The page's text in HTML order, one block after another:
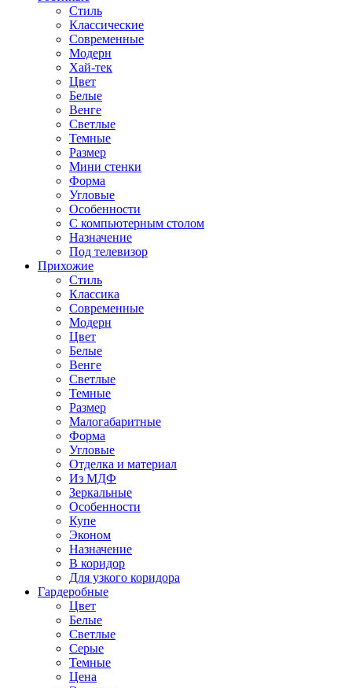
Стиль
Классические
Современные
Модерн
Хай-тек
Цвет
Белые
Венге
Светлые
Темные
Размер
Мини стенки
Форма
Угловые
Особенности
С компьютерным столом
Назначение
Под телевизор
Прихожие
Стиль
Классика
Современные
Модерн
Цвет
Белые
Венге
Светлые
Темные
Размер
Малогабаритные
Форма
Угловые
Отделка и материал
Из МДФ
Зеркальные
Особенности
Купе
Эконом
Назначение
В коридор
Для узкого коридора
Гардеробные
Цвет
Белые
Светлые
Серые
Темные
Цена